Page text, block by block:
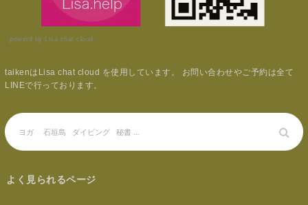
powerd by Lisa chat cloud.
taikenはLisa chat cloud を使用しています。 お問い合わせやご予約は全て
LINEで行っております。
よく見られるページ